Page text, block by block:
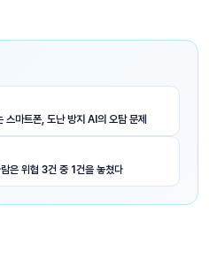
스마트폰, 도난 방지 AI의 오탐 문제
은 위협 3건 중 1건을 놓쳤다